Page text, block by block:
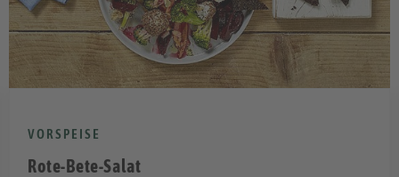
VORSPEISE
Rote-Bete-Salat